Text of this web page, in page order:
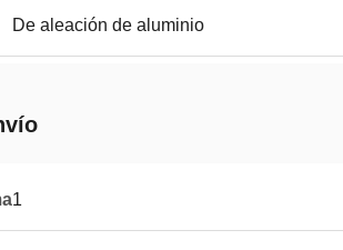
De aleación de aluminio
1